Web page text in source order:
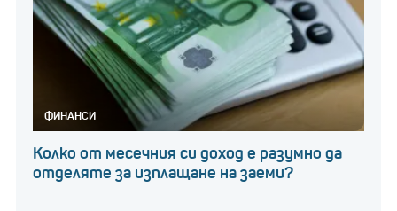
ФИНАНСИ
Колко от месечния си доход е разумно да
отделяте за изплащане на заеми?